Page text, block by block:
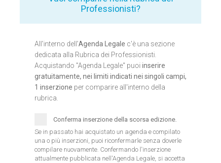
Professionisti?
All'interno dell'Agenda Legale c'è una sezione
dedicata alla Rubrica dei Professionisti.
Acquistando "Agenda Legale" puoi inserire
gratuitamente, nei limiti indicati nei singoli campi,
1 inserzione per comparire all'interno della
rubrica.
Conferma inserzione della scorsa edizione.
Se in passato hai acquistato un agenda e compilato
una o più inserzioni, puoi riconfermarle senza doverle
compilare nuovamente. Confermando l'inserzione
attualmente pubblicata nell'Agenda Legale, si accetta